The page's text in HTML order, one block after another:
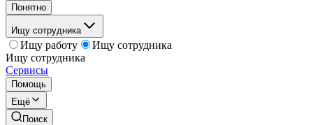
Понятно
Ищу сотрудника
Ищу работу
Ищу сотрудника
Ищу сотрудника
Сервисы
Помощь
Ещё
Поиск